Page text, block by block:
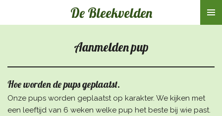
De Bleekvelden
Aanmelden pup
Hoe worden de pups geplaatst.
Onze pups worden geplaatst op karakter. We kijken met
een leeftijd van 6 weken welke pup het beste bij wie past.